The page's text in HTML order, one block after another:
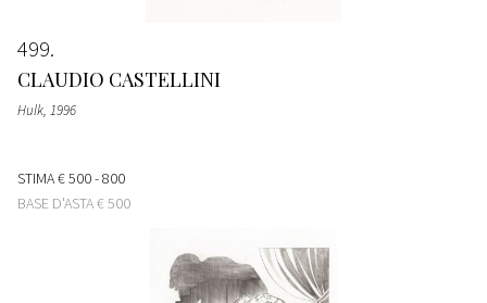
499
CLAUDIO CASTELLINI
Hulk, 1996
STIMA€ 500 - 800
BASE D'ASTA€ 500